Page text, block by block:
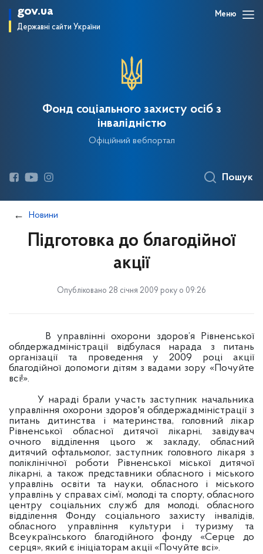
gov.ua
Державні сайти України
Меню
Фонд соціального захисту осіб з
інвалідністю
Офіційний вебпортал
Пошук
Новини
Підготовка до благодійної
акції
Опубліковано 28 січня 2009 року о 09:26
В управлінні охорони здоров’я Рівненської
облдержадміністрації відбулася нарада з питань
організації та проведення у 2009 році акції
благодійної допомоги дітям з вадами зору «Почуйте
всі!».
У нараді брали участь заступник начальника
управління охорони здоров'я облдержадміністрації з
питань дитинства і материнства, головний лікар
Рівненської обласної дитячої лікарні, завідувач
очного відділення цього ж закладу, обласний
дитячий офтальмолог, заступник головного лікаря з
поліклінічної роботи Рівненської міської дитячої
лікарні, а також представники обласного і міського
управлінь освіти та науки, обласного і міського
управлінь у справах сім’ї, молоді та спорту, обласного
центру соціальних служб для молоді, обласного
відділення Фонду соціального захисту інвалідів,
обласного управління культури і туризму та
Всеукраїнського благодійного фонду «Серце до
серця», який є ініціаторам акції «Почуйте всі».